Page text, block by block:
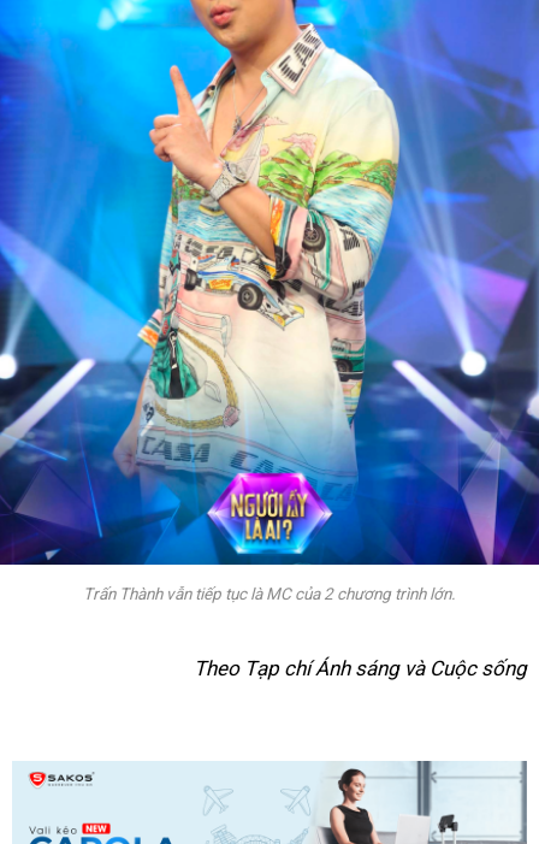
Trấn Thành vẫn tiếp tục là MC của 2 chương trình lớn.
Theo Tạp chí Ánh sáng và Cuộc sống